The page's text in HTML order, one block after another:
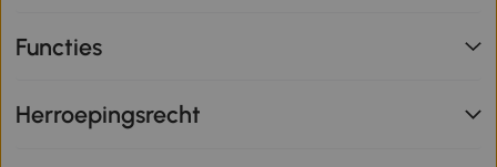
Functies
Herroepingsrecht